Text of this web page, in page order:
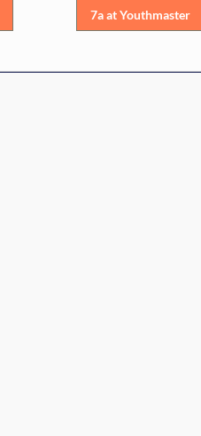
7a at Youthmaster